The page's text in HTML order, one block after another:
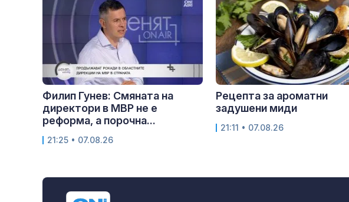
Филип Гунев: Смяната на
директори в МВР не е
реформа, а порочна...
21:25 • 07.08.26
Рецепта за ароматни
задушени миди
21:11 • 07.08.26